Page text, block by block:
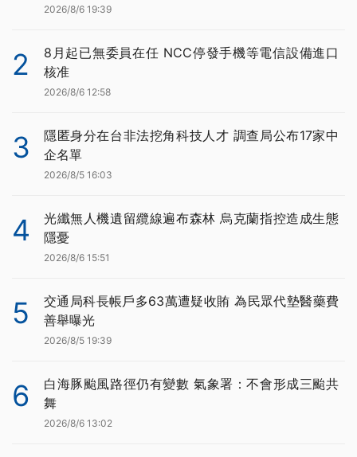
2026/8/6 19:39
2
8月起已無委員在任 NCC停發手機等電信設備進口
核准
2026/8/6 12:58
3
隱匿身分在台非法挖角科技人才 調查局公布17家中
企名單
2026/8/5 16:03
4
光纖無人機遺留纜線遍布森林 烏克蘭指控造成生態
隱憂
2026/8/6 15:51
5
交通局科長帳戶多63萬遭疑收賄 為民眾代墊醫藥費
善舉曝光
2026/8/5 19:39
6
白海豚颱風路徑仍有變數 氣象署：不會形成三颱共
舞
2026/8/6 13:02